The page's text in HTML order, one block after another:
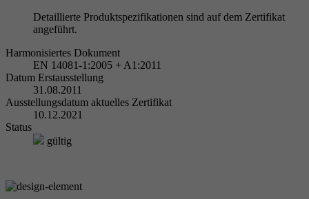
Detaillierte Produktspezifikationen sind auf dem Zertifikat
angeführt.
Harmonisiertes Dokument
EN 14081-1:2005 + A1:2011
Datum Erstausstellung
31.08.2011
Ausstellungsdatum aktuelles Zertifikat
10.12.2021
Status
gültig